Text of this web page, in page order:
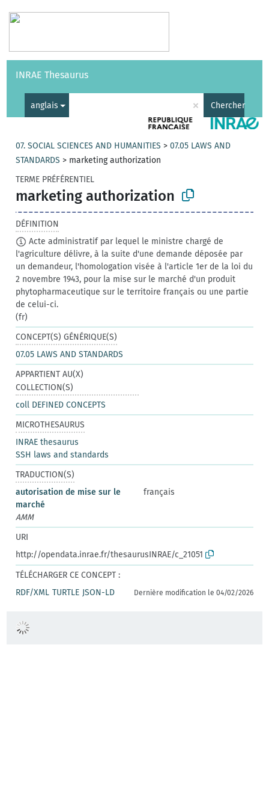
Vocabulaires API
INRAE Thesaurus
anglais × Chercher
07. SOCIAL SCIENCES AND HUMANITIES >07.05 LAWS AND
STANDARDS > marketing authorization
TERME PRÉFÉRENTIEL
marketing authorization
DÉFINITION
Acte administratif par lequel le ministre chargé de
l'agriculture délivre, à la suite d'une demande déposée par
un demandeur, l'homologation visée à l'article 1er de la loi du
2 novembre 1943, pour la mise sur le marché d'un produit
phytopharmaceutique sur le territoire français ou une partie
de celui-ci.
(fr)
CONCEPT(S) GÉNÉRIQUE(S)
07.05 LAWS AND STANDARDS
APPARTIENT AU(X)
COLLECTION(S)
coll DEFINED CONCEPTS
MICROTHESAURUS
INRAE thesaurus
SSH laws and standards
TRADUCTION(S)
autorisation de mise sur le
marché
français
AMM
URI
http://opendata.inrae.fr/thesaurusINRAE/c_21051
TÉLÉCHARGER CE CONCEPT :
RDF/XML TURTLE JSON-LD Dernière modification le 04/02/2026